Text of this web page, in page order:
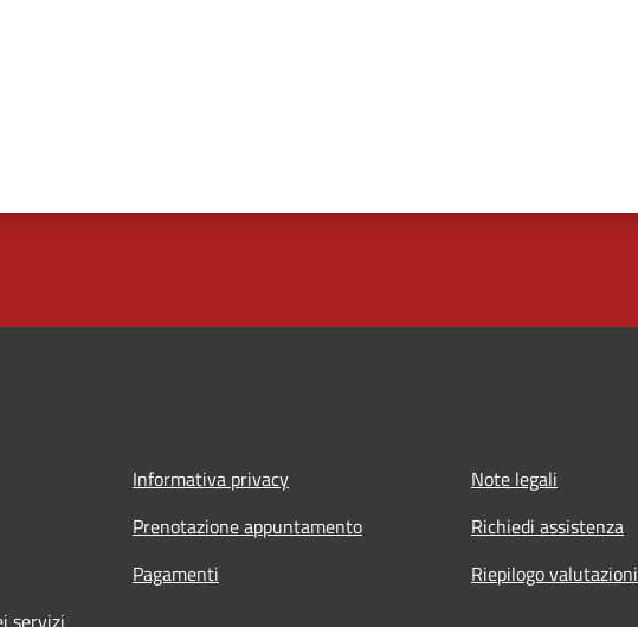
Informativa privacy
Note legali
Prenotazione appuntamento
Richiedi assistenza
Pagamenti
Riepilogo valutazioni
servizi